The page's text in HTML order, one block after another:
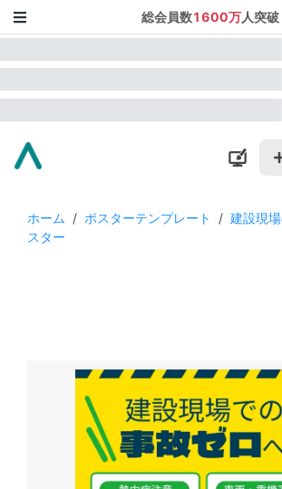
総会員数1600万人突破
ホーム / ポスターテンプレート / 建設現
スター